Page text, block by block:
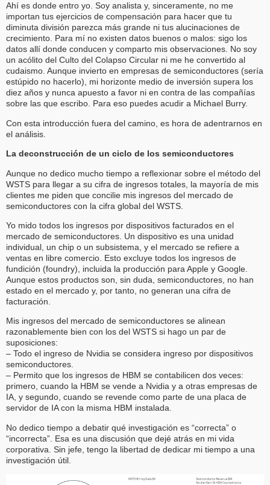
Ahí es donde entro yo. Soy analista y, sinceramente, no me
importan tus ejercicios de compensación para hacer que tu
diminuta división parezca más grande ni tus alucinaciones de
crecimiento. Para mí no existen datos buenos o malos: sigo los
datos allí donde conducen y comparto mis observaciones. No soy
un acólito del Culto del Colapso Circular ni me he convertido al
cudaismo. Aunque invierto en empresas de semiconductores (sería
estúpido no hacerlo), mi horizonte medio de inversión supera los
diez años y nunca apuesto a favor ni en contra de las compañías
sobre las que escribo. Para eso puedes acudir a Michael Burry.
Con esta introducción fuera del camino, es hora de adentrarnos en
el análisis.
La deconstrucción de un ciclo de los semiconductores
Aunque no dedico mucho tiempo a reflexionar sobre el método del
WSTS para llegar a su cifra de ingresos totales, la mayoría de mis
clientes me piden que concilie mis ingresos del mercado de
semiconductores con la cifra global del WSTS.
Yo mido todos los ingresos por dispositivos facturados en el
mercado de semiconductores. Un dispositivo es una unidad
individual, un chip o un subsistema, y el mercado se refiere a
ventas en libre comercio. Esto excluye todos los ingresos de
fundición (foundry), incluida la producción para Apple y Google.
Aunque estos productos son, sin duda, semiconductores, no han
estado en el mercado y, por tanto, no generan una cifra de
facturación.
Mis ingresos del mercado de semiconductores se alinean
razonablemente bien con los del WSTS si hago un par de
suposiciones:
– Todo el ingreso de Nvidia se considera ingreso por dispositivos
semiconductores.
– Permito que los ingresos de HBM se contabilicen dos veces:
primero, cuando la HBM se vende a Nvidia y a otras empresas de
IA, y segundo, cuando se revende como parte de una placa de
servidor de IA con la misma HBM instalada.
No dedico tiempo a debatir qué investigación es “correcta” o
“incorrecta”. Esa es una discusión que dejé atrás en mi vida
corporativa. Sin jefe, tengo la libertad de dedicar mi tiempo a una
investigación útil.